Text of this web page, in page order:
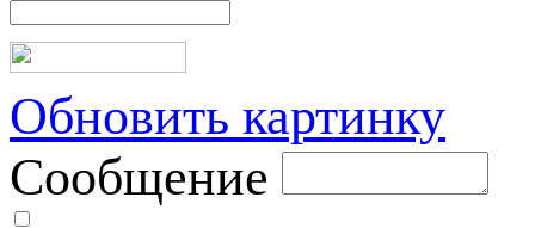
Обновить картинку
Сообщение